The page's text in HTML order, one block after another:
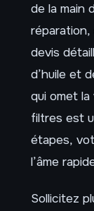
de la main
devis
d’huile et
qui omet
filtres est
étapes,
l’âme
Sollicitez